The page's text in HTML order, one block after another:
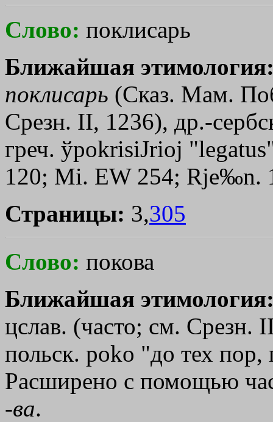
Слово: поклисарь
Ближайшая
поклисарь (Сказ. Мам.
Срезн. II, 1236), др.-
греч. ўpokrisiЈrioj
120; Мi. ЕW 254; Rje‰n.
Страницы: 3,305
Слово: покова
Ближайшая
цслав. (часто; см. Срезн.
польск. роkо "до тех
Расширено с помощью
-ва.